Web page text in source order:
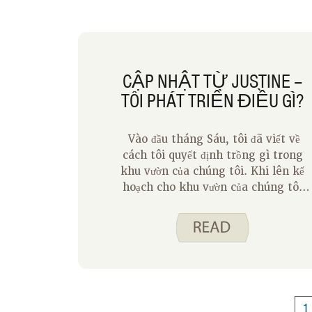
CẬP NHẬT TỪ JUSTINE –
TÔI PHÁT TRIỂN ĐIỀU GÌ?
Vào đầu tháng Sáu, tôi đã viết về
cách tôi quyết định trồng gì trong
khu vườn của chúng tôi. Khi lên kế
hoạch cho khu vườn của chúng tôi
muốn trồng gì. Con trai lớn của tôi
đã chọn trồng bốn loại cây tiêu khác
không chiếm nhiều không gian, vì
1